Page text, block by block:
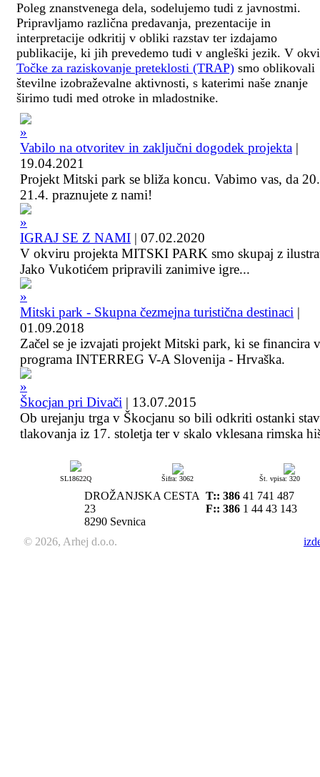
Poleg znanstvenega dela, sodelujemo tudi z javnostmi.
Pripravljamo različna predavanja, prezentacije in
interpretacije odkritij v obliki razstav ter izdajamo
publikacije, ki jih prevedemo tudi v angleški jezik. V
Točke za raziskovanje preteklosti (TRAP) smo oblikovali
številne izobraževalne aktivnosti, s katerimi naše znanje
širimo tudi med otroke in mladostnike.
Vabilo na otvoritev in zaključni dogodek projekta |
19.04.2021
Projekt Mitski park se bliža koncu. Vabimo vas, da
21.4. praznujete z nami!
IGRAJ SE Z NAMI | 07.02.2020
V okviru projekta MITSKI PARK smo skupaj z
Jako Vukotićem pripravili zanimive igre...
Mitski park - Skupna čezmejna turistična destinaci |
01.09.2018
Začel se je izvajati projekt Mitski park, ki se financira
programa INTERREG V-A Slovenija - Hrvaška.
Škocjan pri Divači | 13.07.2015
Ob urejanju trga v Škocjanu so bili odkriti ostanki
tlakovanja iz 17. stoletja ter v skalo vklesana rimska
SL18622Q Šifra: 3062 Št. vpisa: 320
DROŽANJSKA CESTA
23
8290 Sevnica
T:: 386 41 741 487
F:: 386 1 44 43 143
© 2026, Arhej d.o.o.